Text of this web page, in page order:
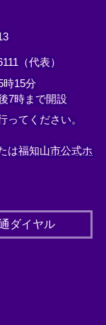
（代表）
時15分
7時まで開設
ってください。
は福知山市公式ホ
ダイヤル